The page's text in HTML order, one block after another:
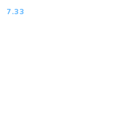
Cena:
7.33